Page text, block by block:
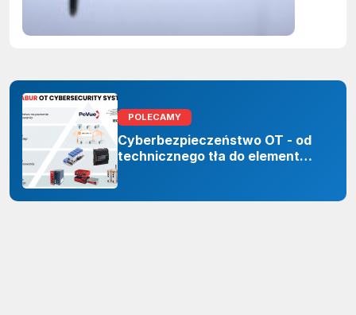
POLECAMY
Cyberbezpieczeństwo OT - od
technicznego tła do elementu